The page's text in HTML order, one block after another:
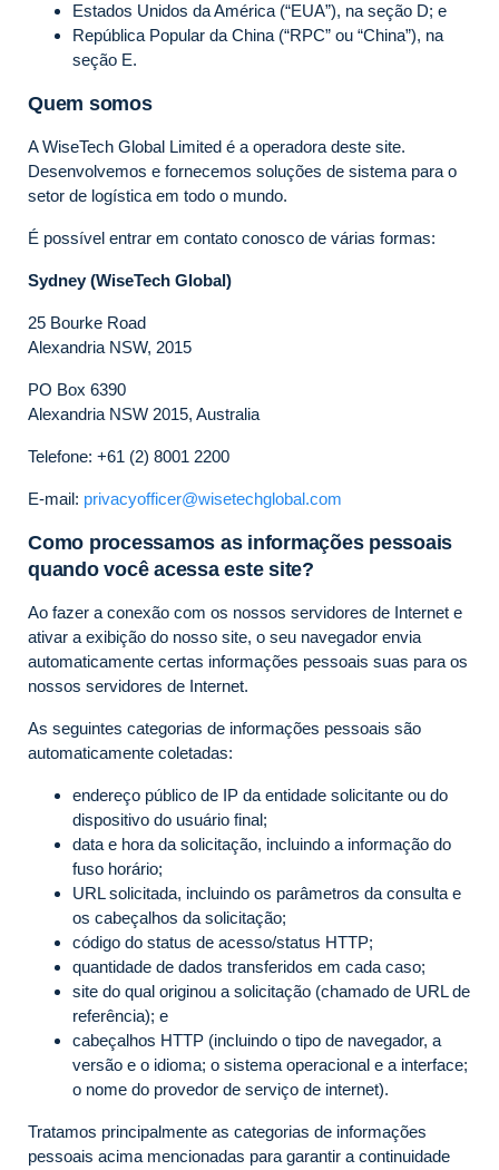
Estados Unidos da América (“EUA”), na seção D; e
República Popular da China (“RPC” ou “China”), na
seção E.
Quem somos
A WiseTech Global Limited é a operadora deste site.
Desenvolvemos e fornecemos soluções de sistema para o
setor de logística em todo o mundo.
É possível entrar em contato conosco de várias formas:
Sydney (WiseTech Global)
25 Bourke Road
Alexandria NSW, 2015
PO Box 6390
Alexandria NSW 2015, Australia
Telefone: +61 (2) 8001 2200
E-mail: privacyofficer@wisetechglobal.com
Como processamos as informações pessoais
quando você acessa este site?
Ao fazer a conexão com os nossos servidores de Internet e
ativar a exibição do nosso site, o seu navegador envia
automaticamente certas informações pessoais suas para os
nossos servidores de Internet.
As seguintes categorias de informações pessoais são
automaticamente coletadas:
endereço público de IP da entidade solicitante ou do
dispositivo do usuário final;
data e hora da solicitação, incluindo a informação do
fuso horário;
URL solicitada, incluindo os parâmetros da consulta e
os cabeçalhos da solicitação;
código do status de acesso/status HTTP;
quantidade de dados transferidos em cada caso;
site do qual originou a solicitação (chamado de URL de
referência); e
cabeçalhos HTTP (incluindo o tipo de navegador, a
versão e o idioma; o sistema operacional e a interface;
o nome do provedor de serviço de internet).
Tratamos principalmente as categorias de informações
pessoais acima mencionadas para garantir a continuidade